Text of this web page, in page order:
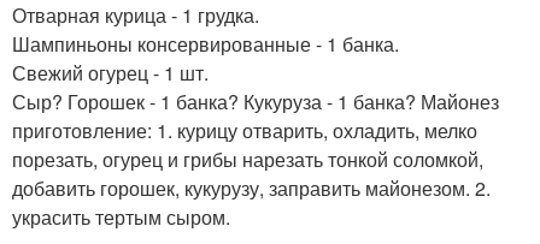
Отварная курица - 1 грудка.
Шампиньоны консервированные - 1 банка.
Свежий огурец - 1 шт.
Сыр? Горошек - 1 банка? Кукуруза - 1 банка? Майонез
приготовление: 1. курицу отварить, охладить, мелко
порезать, огурец и грибы нарезать тонкой соломкой,
добавить горошек, кукурузу, заправить майонезом. 2.
украсить тертым сыром.